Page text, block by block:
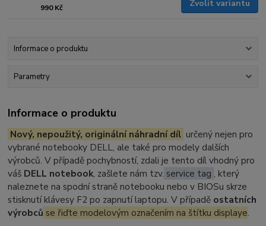
990 Kč Zvolit variantu
Informace o produktu
Parametry
Informace o produktu
Nový, nepoužitý, originální náhradní díl určený nejen pro
vybrané notebooky DELL, ale také pro modely dalších
výrobců. V případě pochybností, zdali je tento díl vhodný pro
váš DELL notebook, zašlete nám tzv. service tag , který
naleznete na spodní straně notebooku nebo v BIOSu skrze
stisknutí klávesy F2 po zapnutí laptopu. V případě ostatních
výrobců se řiďte modelovým označením na štítku displaye.